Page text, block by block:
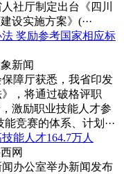
社厅制定出台《四川
设实施方案》(···
奖励参考国家相应标
新闻
障厅获悉，我省印发
》，将通过破格评职
激励职业技能人才参
竞赛的体系、计划···
能人才164.7万人
网
办公室举办新闻发布